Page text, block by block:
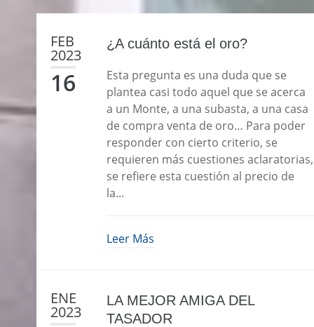
OPERACIONES
SERVICIOS
SUBASTAS
LA FUNDACIÓN
FEB
2023
16
¿A cuánto está el oro?
Esta pregunta es una duda que se
plantea casi todo aquel que se acerca
a un Monte, a una subasta, a una casa
de compra venta de oro… Para poder
responder con cierto criterio, se
requieren más cuestiones aclaratorias,
se refiere esta cuestión al precio de
la...
Leer Más
ENE
2023
LA MEJOR AMIGA DEL
TASADOR